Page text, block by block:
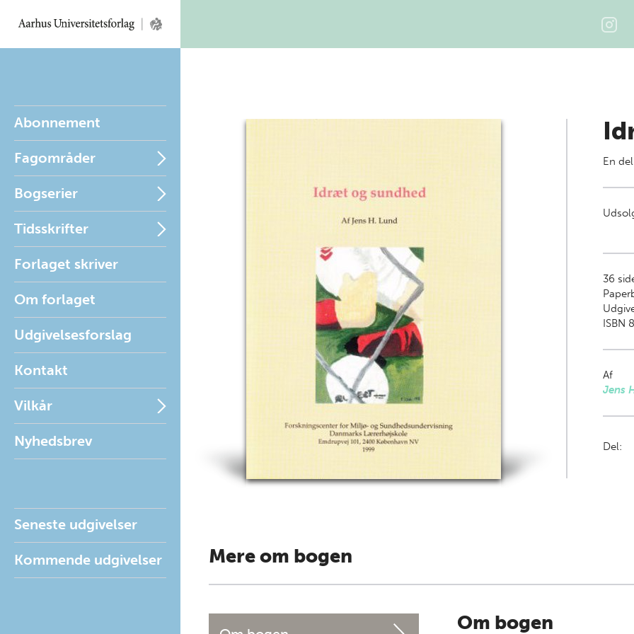
Abonnement
Fagområder
Bogserier
Tidsskrifter
Forlaget skriver
Om forlaget
Udgivelsesforslag
Kontakt
Vilkår
Nyhedsbrev
Seneste udgivelser
Kommende udgivelser
En
36
ISBN
Af
Jens
Del:
Mere om bogen
Om bogen